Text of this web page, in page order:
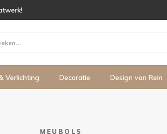
Verlichting Decoratie Design van Rein
MEUBOLS